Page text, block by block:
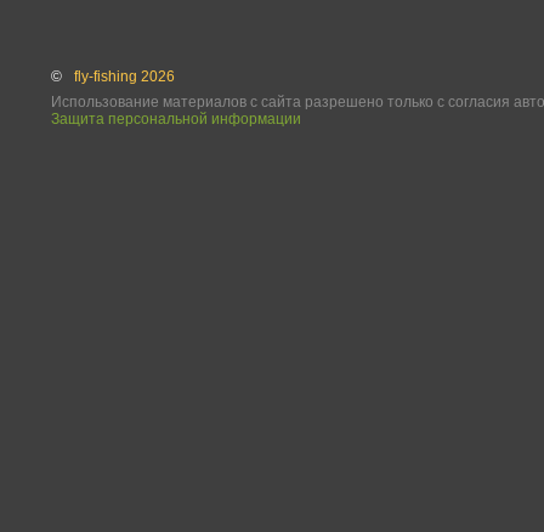
©
fly-fishing 2026
Использование материалов с сайта разрешено только с согласия
Защита персональной информации